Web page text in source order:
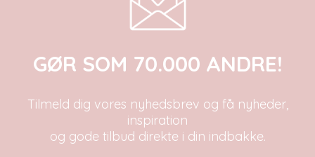
GØR SOM 70.000 ANDRE!
Tilmeld dig vores nyhedsbrev og få nyheder,
inspiration
og gode tilbud direkte i din indbakke.